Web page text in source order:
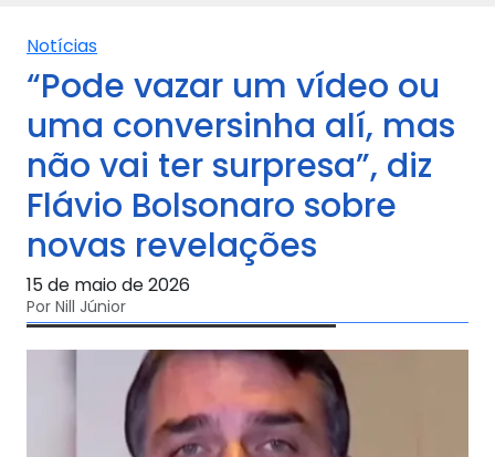
Notícias
“Pode vazar um vídeo ou
uma conversinha alí, mas
não vai ter surpresa”, diz
Flávio Bolsonaro sobre
novas revelações
15 de maio de 2026
Por Nill Júnior